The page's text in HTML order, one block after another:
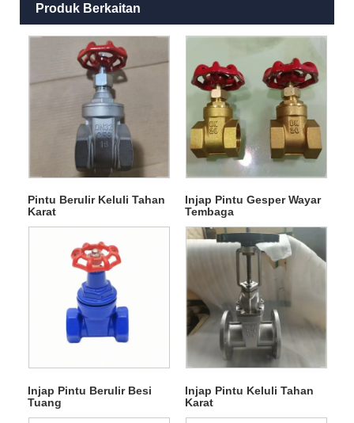
Produk Berkaitan
Pintu Berulir Keluli Tahan
Karat
Injap Pintu Gesper Wayar
Tembaga
Injap Pintu Berulir Besi
Tuang
Injap Pintu Keluli Tahan
Karat